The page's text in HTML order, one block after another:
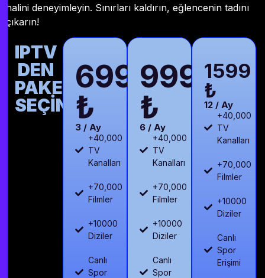
halini deneyimleyin. Sınırları kaldırın, eğlencenin tadını
çıkarın!
IPTV
DEN
PAKETİNİZİ
SEÇİN
699
₺
3 / Ay
+40,000
TV
Kanalları
+70,000
Filmler
+10000
Diziler
Canlı
Spor
999
₺
6 / Ay
+40,000
TV
Kanalları
+70,000
Filmler
+10000
Diziler
Canlı
Spor
1599
₺
12 / Ay
+40,000
TV
Kanalları
+70,000
Filmler
+10000
Diziler
Canlı
Spor
Erişimi